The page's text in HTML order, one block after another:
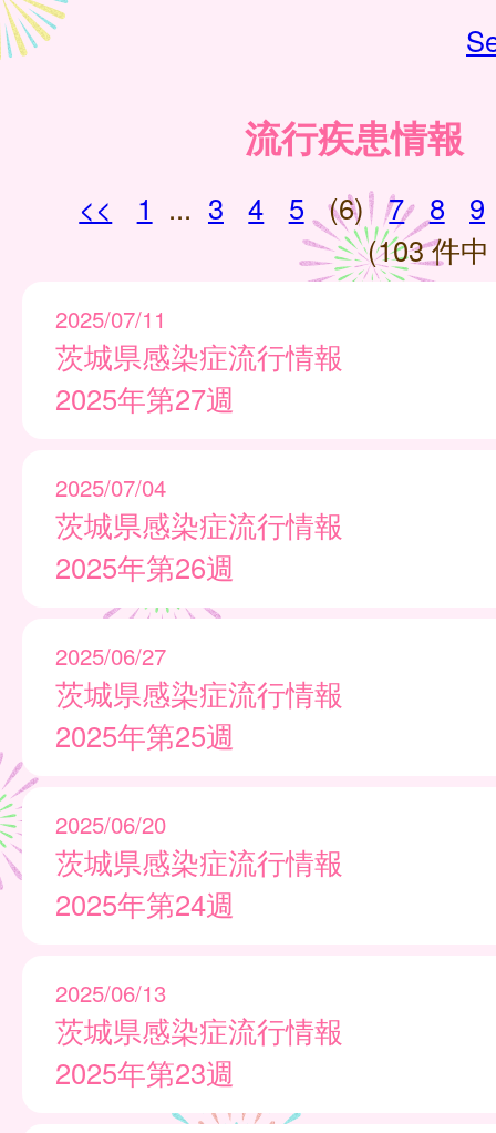
流行疾患情報
<< 1 ... 3 4 5 (6) 7 8
9
(103 件
2025/07/11
茨城県感染症流行情報
2025年第27週
2025/07/04
茨城県感染症流行情報
2025年第26週
2025/06/27
茨城県感染症流行情報
2025年第25週
2025/06/20
茨城県感染症流行情報
2025年第24週
2025/06/13
茨城県感染症流行情報
2025年第23週